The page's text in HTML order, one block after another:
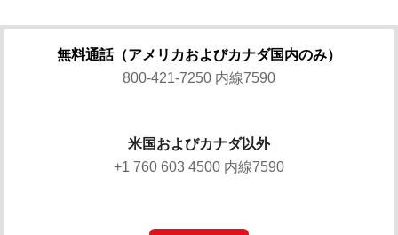
無料通話（アメリカおよびカナダ国内のみ）
800-421-7250 内線7590
米国およびカナダ以外
+1 760 603 4500 内線7590